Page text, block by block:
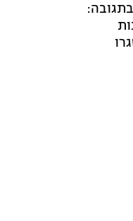
סכנות